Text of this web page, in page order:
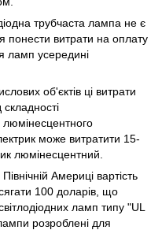
трубчаста лампа не є
витрати на оплату
ламп усередині
об'єктів ці витрати
може витратити 15-
люмінесцентний.
Америці вартість
100 доларів, що
ламп типу "UL
розроблені для